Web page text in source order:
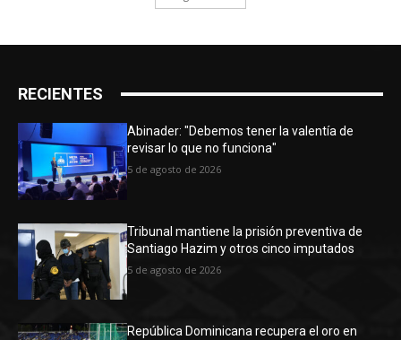
RECIENTES
Abinader: "Debemos tener la valentía de
revisar lo que no funciona"
5 de agosto de 2026
Tribunal mantiene la prisión preventiva de
Santiago Hazim y otros cinco imputados
5 de agosto de 2026
República Dominicana recupera el oro en